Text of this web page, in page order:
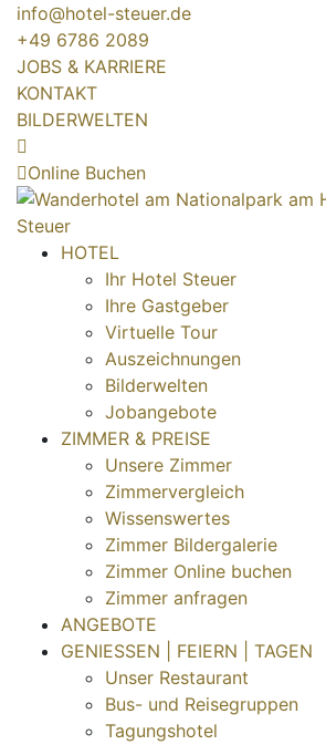
info@hotel-steuer.de
+49 6786 2089
JOBS & KARRIERE
KONTAKT
BILDERWELTEN
Online Buchen
HOTEL
Ihr Hotel Steuer
Ihre Gastgeber
Virtuelle Tour
Auszeichnungen
Bilderwelten
Jobangebote
ZIMMER & PREISE
Unsere Zimmer
Zimmervergleich
Wissenswertes
Zimmer Bildergalerie
Zimmer Online buchen
Zimmer anfragen
ANGEBOTE
GENIESSEN | FEIERN | TAGEN
Unser Restaurant
Bus- und Reisegruppen
Tagungshotel